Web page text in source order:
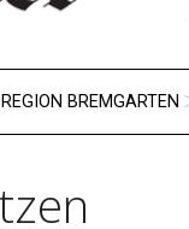
REGION BREMGARTEN